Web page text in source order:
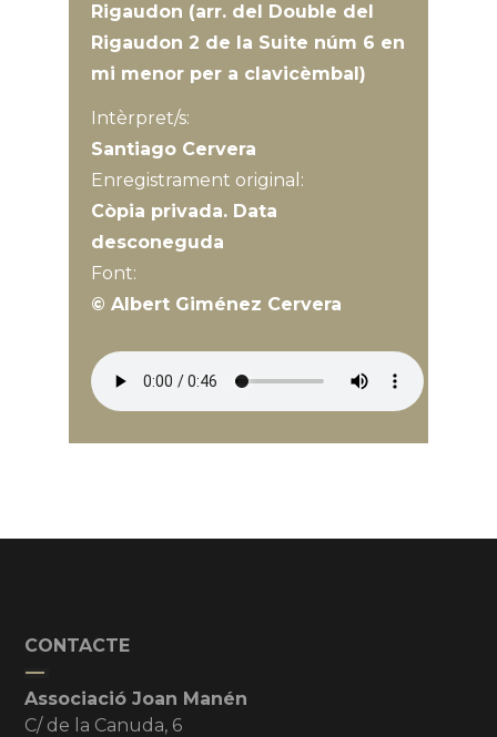
Rigaudon (arr. del Double del
Rigaudon 2 de la Suite núm 6 en
mi menor per a clavicèmbal)
Intèrpret/s:
Santiago Cervera
Enregistrament original:
Còpia privada. Data
desconeguda
Font:
© Albert Giménez Cervera
CONTACTE
Associació Joan Manén
C/ de la Canuda, 6